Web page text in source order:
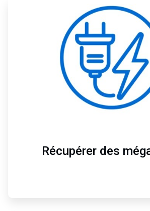
1
Récupérer des